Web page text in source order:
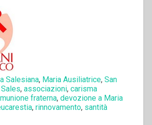
Salesiana, Maria Ausiliatrice, San
, associazioni, carisma
fraterna, devozione a Maria
, rinnovamento, santità